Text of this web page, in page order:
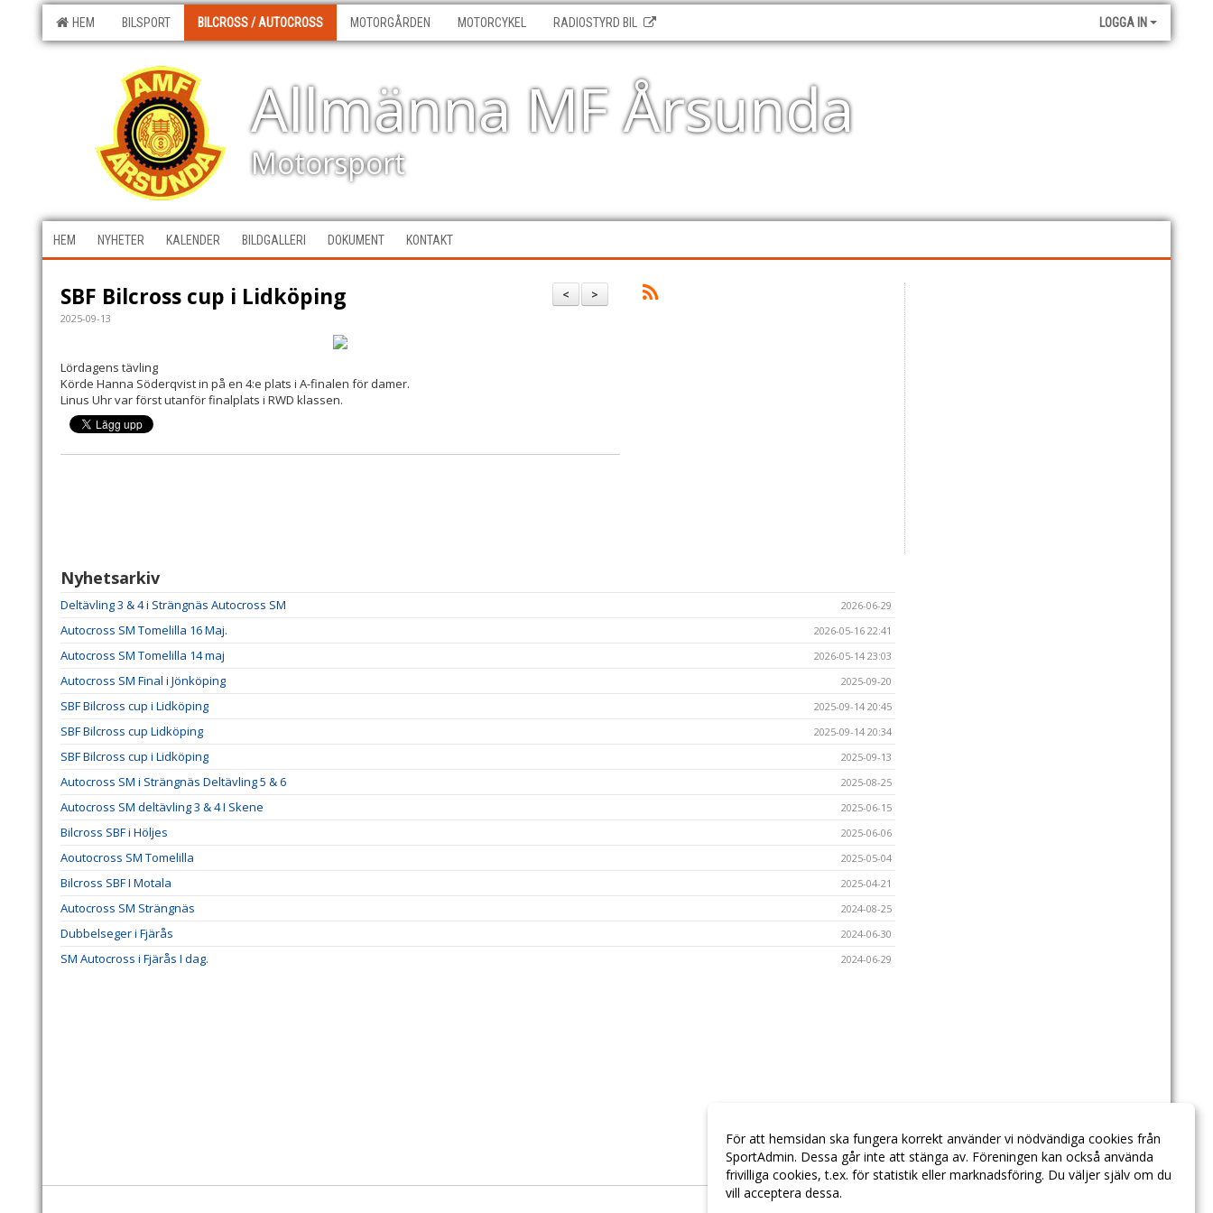
HEM BILSPORT BILCROSS / AUTOCROSS MOTORGÅRDEN MOTORCYKEL RADIOSTYRD BIL LOGGA IN
Allmänna MF Årsunda
Motorsport
HEM NYHETER KALENDER BILDGALLERI DOKUMENT KONTAKT
>
<
SBF Bilcross cup i Lidköping
2025-09-13
Lördagens tävling
Körde Hanna Söderqvist in på en 4:e plats i A-finalen för damer.
Linus Uhr var först utanför finalplats i RWD klassen.
Nyhetsarkiv
Deltävling 3 & 4 i Strängnäs Autocross SM 2026-06-29
Autocross SM Tomelilla 16 Maj. 2026-05-16 22:41
Autocross SM Tomelilla 14 maj 2026-05-14 23:03
Autocross SM Final i Jönköping 2025-09-20
SBF Bilcross cup i Lidköping 2025-09-14 20:45
SBF Bilcross cup Lidköping 2025-09-14 20:34
SBF Bilcross cup i Lidköping 2025-09-13
Autocross SM i Strängnäs Deltävling 5 & 6 2025-08-25
Autocross SM deltävling 3 & 4 I Skene 2025-06-15
Bilcross SBF i Höljes 2025-06-06
Aoutocross SM Tomelilla 2025-05-04
Bilcross SBF I Motala 2025-04-21
Autocross SM Strängnäs 2024-08-25
Dubbelseger i Fjärås 2024-06-30
SM Autocross i Fjärås I dag. 2024-06-29
För att hemsidan ska fungera korrekt använder vi nödvändiga cookies från
SportAdmin. Dessa går inte att stänga av. Föreningen kan också använda
frivilliga cookies, t.ex. för statistik eller marknadsföring. Du väljer själv om du
vill acceptera dessa.